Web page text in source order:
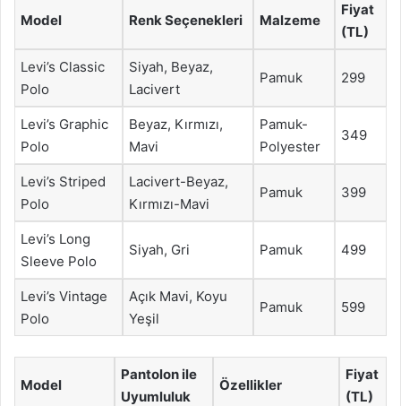
Model Renk Seçenekleri Malzeme
Fiyat
(TL)
Levi’s Classic
Polo
Siyah, Beyaz,
Lacivert
Pamuk 299
Levi’s Graphic
Polo
Beyaz, Kırmızı,
Mavi
Pamuk-
Polyester
349
Levi’s Striped
Polo
Lacivert-Beyaz,
Kırmızı-Mavi
Pamuk 399
Levi’s Long
Sleeve Polo
Siyah, Gri Pamuk 499
Levi’s Vintage
Polo
Açık Mavi, Koyu
Yeşil
Pamuk 599
Model
Pantolon ile
Uyumluluk
Özellikler
Fiyat
(TL)